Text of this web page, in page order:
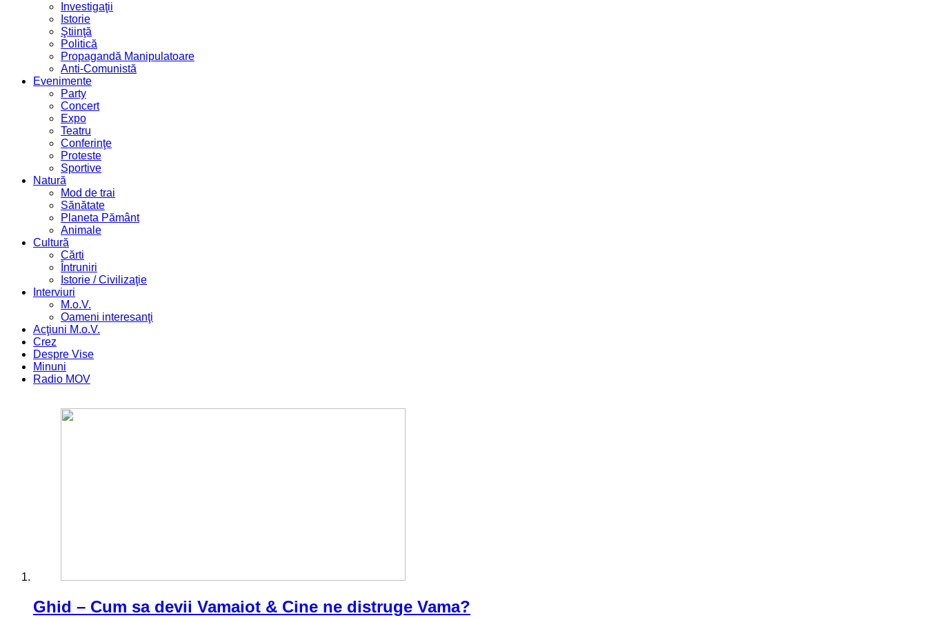
Investigaţii
Istorie
Ştiinţă
Politică
Propagandă Manipulatoare
Anti-Comunistă
Evenimente
Party
Concert
Expo
Teatru
Conferinţe
Proteste
Sportive
Natură
Mod de trai
Sănătate
Planeta Pământ
Animale
Cultură
Cărti
Întruniri
Istorie / Civilizaţie
Interviuri
M.o.V.
Oameni interesanţi
Acţiuni M.o.V.
Crez
Despre Vise
Minuni
Radio MOV
Ghid – Cum sa devii Vamaiot & Cine ne distruge Vama?